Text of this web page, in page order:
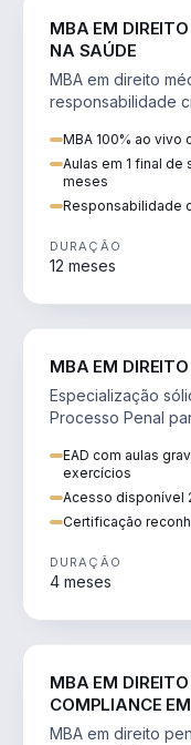
MBA EM
NA SAÚDE
MBA em direito
responsabilidade
MBA 100% ao vivo
Aulas em 1 final de
meses
Responsabilidade
DURAÇÃO
12 meses
MBA EM
Especialização
Processo Penal
EAD com aulas
exercícios
Acesso disponível
Certificação
DURAÇÃO
4 meses
MBA EM
COMPLIANCE
MBA em direito